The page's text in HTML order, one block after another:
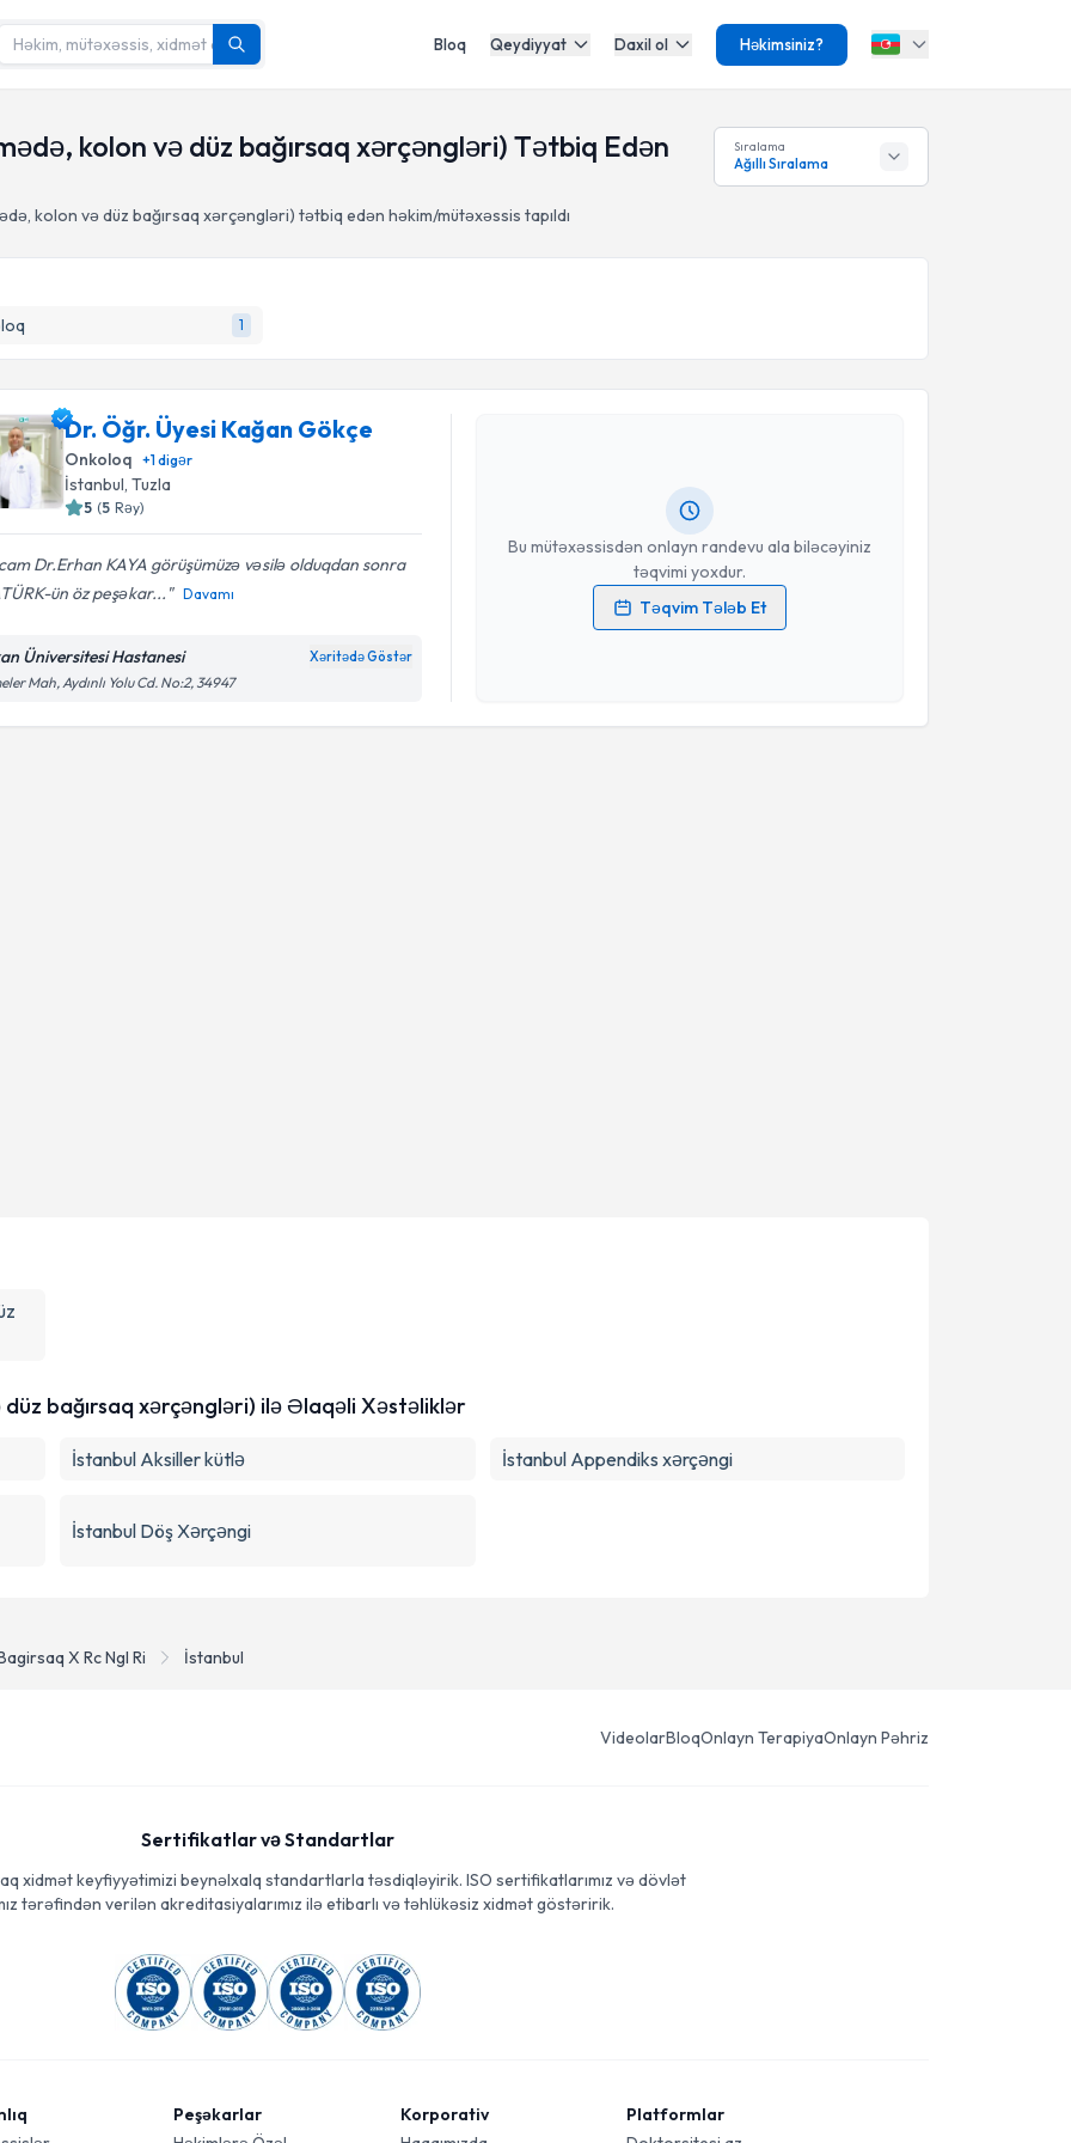
Bloq Qeydiyyat Daxil ol Həkimsiniz?
kolon və düz bağırsaq xərçəngləri) Tətbiq Edən
kolon və düz bağırsaq xərçəngləri) tətbiq edən həkim/mütəxəssis tapıldı
Sıralama
Ağıllı Sıralama
1
Dr. Öğr. Üyesi Kağan Gökçe
Onkoloq +1digər
İstanbul, Tuzla
5 (5 Rəy)
Dr.Erhan KAYA görüşümüzə vəsilə olduqdan sonra
ün öz peşəkar...
Davamı
Üniversitesi Hastanesi Xəritədə Göstər
Mah, Aydınlı Yolu Cd. No:2, 34947
Bu mütəxəssisdən onlayn randevu ala biləcəyiniz
təqvimi yoxdur.
Təqvim Tələb Et
Dr. Öğr. Üyesi Kağan Gökçe
Şəxsi məlumatlarımın emal edilməsinə dair
X Rc Ngl Ri İstanbul
bağırsaq xərçəngləri) ilə Əlaqəli Xəstəliklər
İstanbul Aksiller kütlə İstanbul Appendiks xərçəngi
İstanbul Döş Xərçəngi
VideolarBloqOnlayn TerapiyaOnlayn Pəhriz
Sertifikatlar və Standartlar
xidmət keyfiyyətimizi beynəlxalq standartlarla təsdiqləyirik. ISO sertifikatlarımız və dövlət
tərəfindən verilən akreditasiyalarımız ilə etibarlı və təhlükəsiz xidmət göstəririk.
Peşəkarlar
Korporativ
Platformlar